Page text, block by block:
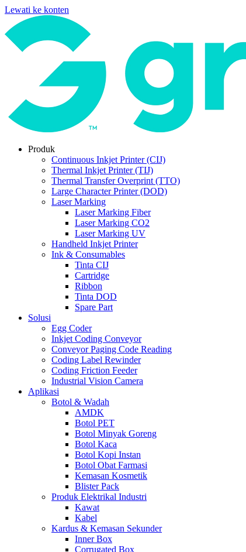
Lewati ke konten
Produk
Continuous Inkjet Printer (CIJ)
Thermal Inkjet Printer (TIJ)
Thermal Transfer Overprint (TTO)
Large Character Printer (DOD)
Laser Marking
Laser Marking Fiber
Laser Marking CO2
Laser Marking UV
Handheld Inkjet Printer
Ink & Consumables
Tinta CIJ
Cartridge
Ribbon
Tinta DOD
Spare Part
Solusi
Egg Coder
Inkjet Coding Conveyor
Conveyor Paging Code Reading
Coding Label Rewinder
Coding Friction Feeder
Industrial Vision Camera
Aplikasi
Botol & Wadah
AMDK
Botol PET
Botol Minyak Goreng
Botol Kaca
Botol Kopi Instan
Botol Obat Farmasi
Kemasan Kosmetik
Blister Pack
Produk Elektrikal Industri
Kawat
Kabel
Kardus & Kemasan Sekunder
Inner Box
Corrugated Box